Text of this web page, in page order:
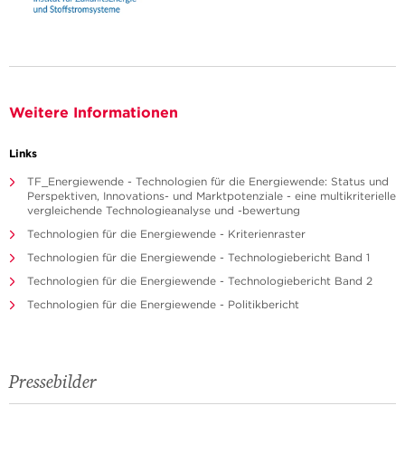
Weitere Informationen
Links
TF_Energiewende - Technologien für die Energiewende: Status und
Perspektiven, Innovations- und Marktpotenziale - eine multikriterielle
vergleichende Technologieanalyse und -bewertung
Technologien für die Energiewende - Kriterienraster
Technologien für die Energiewende - Technologiebericht Band 1
Technologien für die Energiewende - Technologiebericht Band 2
Technologien für die Energiewende - Politikbericht
Pressebilder